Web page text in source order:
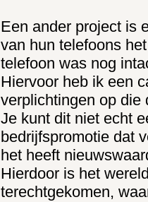
Een ander project is
van hun telefoons
telefoon was nog
Hiervoor heb ik een
verplichtingen op die
Je kunt dit niet echt
bedrijfspromotie dat
het heeft
Hierdoor is het
terechtgekomen,